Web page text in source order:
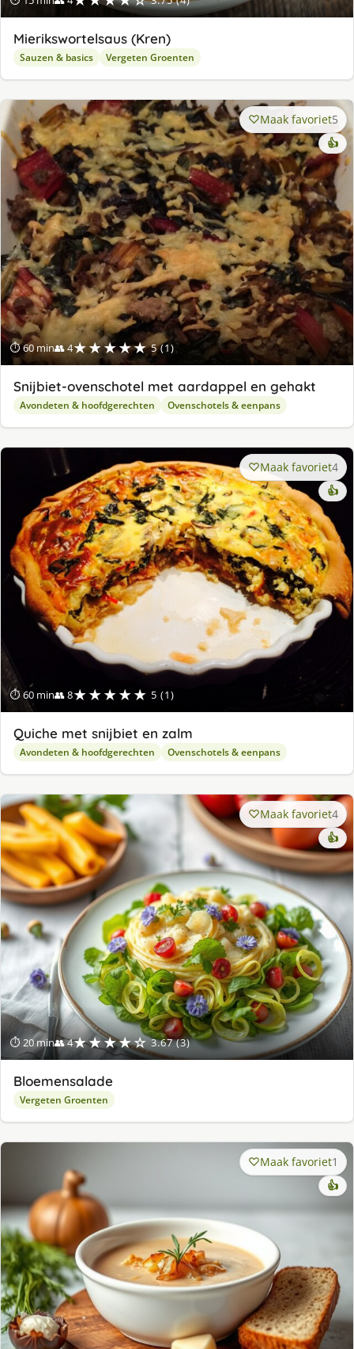
Mierikswortelsaus (Kren)
Sauzen & basics Vergeten Groenten
⏱ 60 min👥 4★★★★★ 5 (1)
Maak favoriet5
👍
Snijbiet-ovenschotel met aardappel en gehakt
Avondeten & hoofdgerechten Ovenschotels & eenpans
⏱ 60 min👥 8★★★★★ 5 (1)
Maak favoriet4
👍
Quiche met snijbiet en zalm
Avondeten & hoofdgerechten Ovenschotels & eenpans
⏱ 20 min👥 4★★★★☆ 3.67 (3)
Maak favoriet4
👍
Bloemensalade
Vergeten Groenten
Maak favoriet1
👍